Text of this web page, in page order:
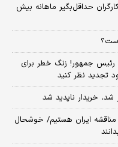
حداقل‌بگیر ماهانه بیش
رئیس جمهور! زنگ خطر برای
تجدید نظر کنید
مناقشه ایران هستیم/ خوشحال